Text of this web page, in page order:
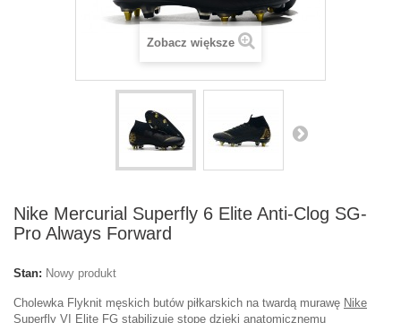
Zobacz większe
Nike Mercurial Superfly 6 Elite Anti-Clog SG-
Pro Always Forward
Stan: Nowy produkt
Cholewka Flyknit męskich butów piłkarskich na twardą murawę Nike
Superfly VI Elite FG stabilizuje stopę dzięki anatomicznemu